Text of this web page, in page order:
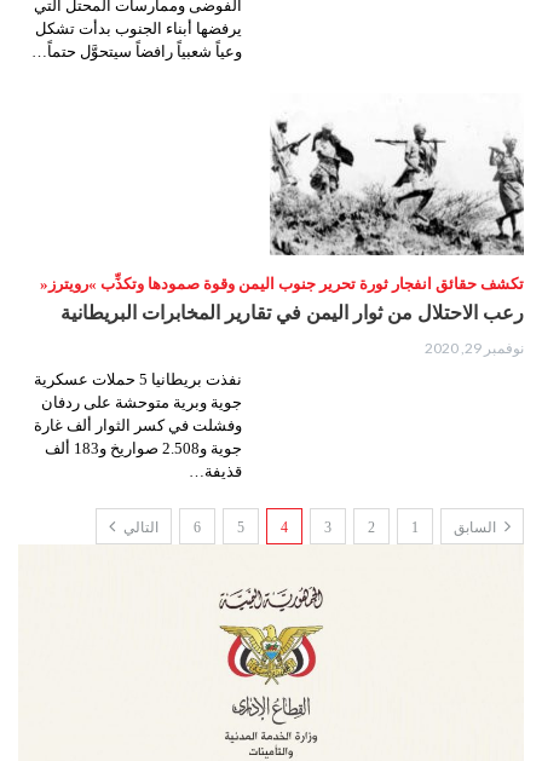
الفوضى وممارسات المحتل التي
يرفضها أبناء الجنوب بدأت تشكل
وعياً شعبياً رافضاً سيتحوَّل حتماً…
تكشف حقائق انفجار ثورة تحرير جنوب اليمن وقوة صمودها وتكذِّب »رويترز«
رعب الاحتلال من ثوار اليمن في تقارير المخابرات البريطانية
نوفمبر 29, 2020
نفذت بريطانيا 5 حملات عسكرية
جوية وبرية متوحشة على ردفان
وفشلت في كسر الثوار ألف غارة
جوية و2.508 صواريخ و183 ألف
قذيفة…
السابق 1
2
3
4
5
6 التالي